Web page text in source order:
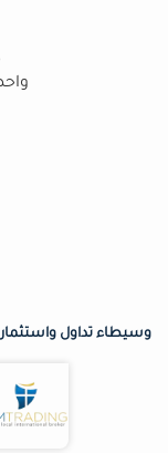
وسيطاء تداول واستثمار